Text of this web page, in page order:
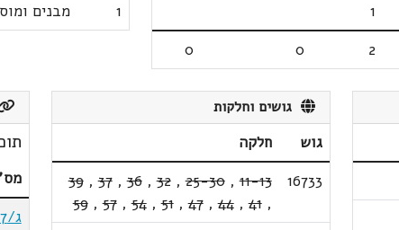
1
2
0
0
1
מבנים
גושים וחלקות
גוש
חלקה
16733
11-13
,
25-30
,
32
,
36
,
37
,
39
,
41
,
44
,
47
,
51
,
54
,
57
,
59
מס'
ג/12567